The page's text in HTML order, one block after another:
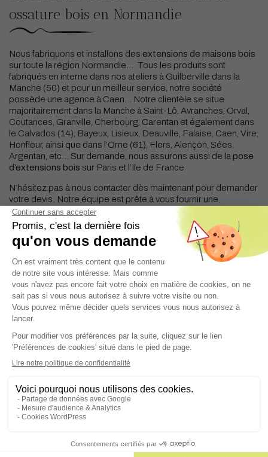
ossature bois en Normandie
Nous fabriquons et installons des extensions de maisons bois
sur toute la région Normandie… Tous les produits sont
fabriqués en interne dans nos ateliers à Guilberville dans la
Manche (50) et pour un meilleur service, notre société
possède une agence à Caen… Notre clientèle se situe
majoritairement dans la Manche à Saint-Lô, Avranches, Orval,
Coutances, Granville, Cherbourg, Carentan et également dans
le Calvados (14), Bayeux, Lisieux, Deauville, Falaise, Caen, Vire,
Honfleur, ainsi que dans l’Orne (61), Flers, Alençon, Sées,
Argentan, etc… Sur demande, nous assurons aussi de la pose
d’extensions bois sur Paris et l’Ile de France
N’hésitez pas à nous contacter dès maintenant pour demander
votre devis. Notre équipe est prête à vous fournir une
estimation personnalisée et détaillée,
Votre devis personnalisé
Extension maison à Caen : une solution
durable et évolutive
son espace de vie sans changer de logement, tout en
valorisant durablement son bien immobilier. Grâce à l’
bois , cette solution s’adapte aussi bien aux maisons
par nature, l’extension maison peut accueillir une pièce de vie
supplémentaire, un bureau, une suite parentale ou encore un
espace de détente, tout en s’intégrant harmonieusement à
l’existant.
La construction bois offre également une excellente
adaptabilité aux contraintes urbaines et réglementaires de la